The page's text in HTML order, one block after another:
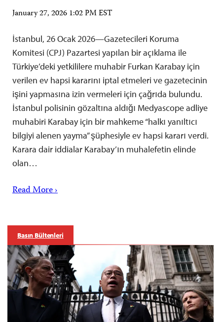
January 27, 2026 1:02 PM EST
İstanbul, 26 Ocak 2026—Gazetecileri Koruma
Komitesi (CPJ) Pazartesi yapılan bir açıklama ile
Türkiye’deki yetkililere muhabir Furkan Karabay için
verilen ev hapsi kararını iptal etmeleri ve gazetecinin
işini yapmasına izin vermeleri için çağrıda bulundu.
İstanbul polisinin gözaltına aldığı Medyascope adliye
muhabiri Karabay için bir mahkeme “halkı yanıltıcı
bilgiyi alenen yayma” şüphesiyle ev hapsi kararı verdi.
Karara dair iddialar Karabay’ın muhalefetin elinde
olan…
Read More ›
Basın Bültenleri